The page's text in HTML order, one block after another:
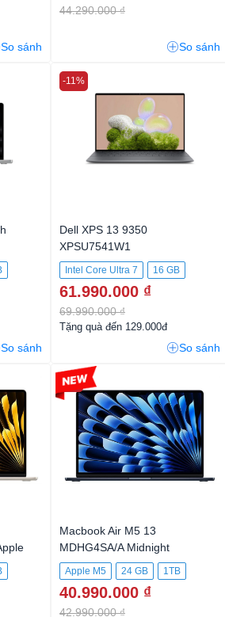
So sánh
44.290.000 ₫
So sánh
So sánh
Dell XPS 13 9350
XPSU7541W1
Intel Core Ultra 7
16 GB
1TB SSD
61.990.000 ₫
69.990.000 ₫
-11%
Tặng quà đến 129.000đ
So sánh
and
SSD
Macbook Air M5 13
MDHG4SA/A Midnight
Apple M5 24 GB 1TB
40.990.000 ₫
42.990.000 ₫
-4%